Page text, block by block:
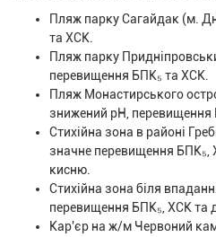
Пляж парку Сагайдак (м.
та ХСК.
Пляж парку
перевищення БПК₅ та ХСК.
Пляж Монастирського
знижений рН, перевищення
Стихійна зона в районі
значне перевищення БПК₅,
кисню.
Стихійна зона біля
перевищення БПК₅, ХСК та
Кар'єр на ж/м Червоний